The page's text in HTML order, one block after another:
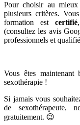
Pour choisir au
plusieurs critères.
formation est certifié
(consultez les avis
professionnels et
Vous êtes
sexothérapie !
Si jamais vous
de sexothérapeute,
gratuitement. 😉